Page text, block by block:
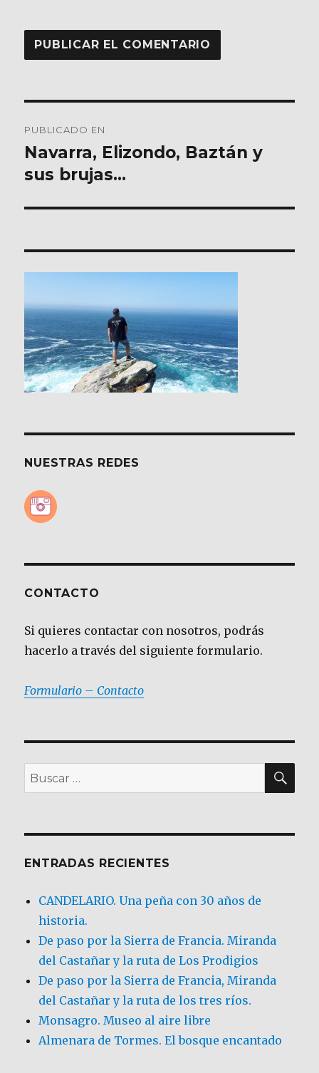
de
entradas
PUBLICADO EN
Navarra, Elizondo, Baztán y
sus brujas…
NUESTRAS REDES
CONTACTO
Si quieres contactar con nosotros, podrás
hacerlo a través del siguiente formulario.
Formulario – Contacto
Buscar
por:
ENTRADAS RECIENTES
CANDELARIO. Una peña con 30 años de
historia.
De paso por la Sierra de Francia. Miranda
del Castañar y la ruta de Los Prodigios
De paso por la Sierra de Francia, Miranda
del Castañar y la ruta de los tres ríos.
Monsagro. Museo al aire libre
Almenara de Tormes. El bosque encantado